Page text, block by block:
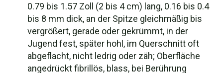
0.79 bis 1.57 Zoll (2 bis 4 cm) lang, 0.16 bis 0.4
bis 8 mm dick, an der Spitze gleichmäßig bis
vergrößert, gerade oder gekrümmt, in der
Jugend fest, später hohl, im Querschnitt oft
abgeflacht, nicht ledrig oder zäh; Oberfläche
angedrückt fibrillös, blass, bei Berührung